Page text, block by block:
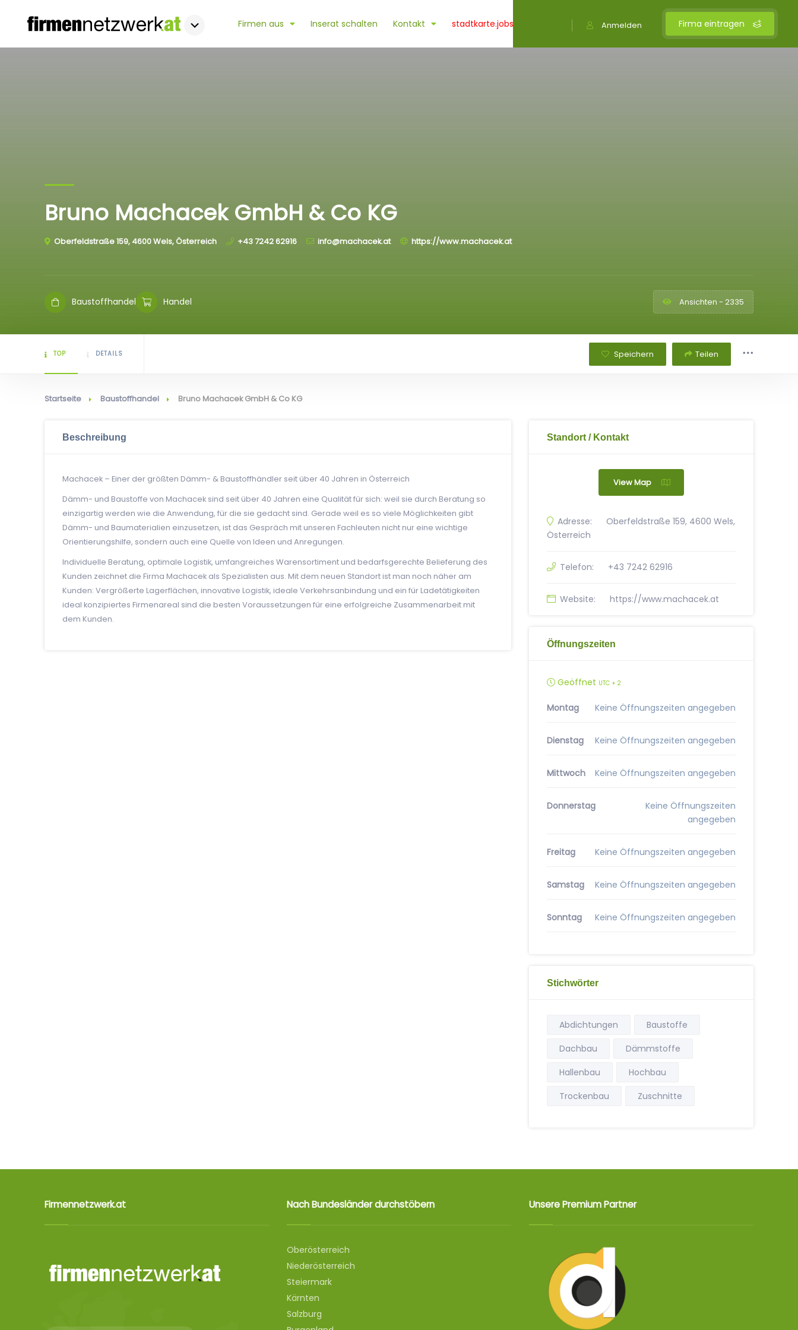
Firma eintragen
Anmelden
Firmen aus Inserat schalten Kontakt stadtkarte.jobs
Bruno Machacek GmbH & Co KG
Oberfeldstraße 159, 4600 Wels, Österreich +43 7242 62916 info@machacek.at https://www.machacek.at
Baustoffhandel Handel Ansichten - 2335
TOP DETAILS Speichern Teilen
Startseite Baustoffhandel Bruno Machacek GmbH & Co KG
Beschreibung
Machacek – Einer der größten Dämm- & Baustoffhändler seit über 40 Jahren in Österreich
Dämm- und Baustoffe von Machacek sind seit über 40 Jahren eine Qualität für sich: weil sie durch Beratung so
einzigartig werden wie die Anwendung, für die sie gedacht sind. Gerade weil es so viele Möglichkeiten gibt
Dämm- und Baumaterialien einzusetzen, ist das Gespräch mit unseren Fachleuten nicht nur eine wichtige
Orientierungshilfe, sondern auch eine Quelle von Ideen und Anregungen.
Individuelle Beratung, optimale Logistik, umfangreiches Warensortiment und bedarfsgerechte Belieferung des
Kunden zeichnet die Firma Machacek als Spezialisten aus. Mit dem neuen Standort ist man noch näher am
Kunden: Vergrößerte Lagerflächen, innovative Logistik, ideale Verkehrsanbindung und ein für Ladetätigkeiten
ideal konzipiertes Firmenareal sind die besten Voraussetzungen für eine erfolgreiche Zusammenarbeit mit
dem Kunden.
Standort / Kontakt
View Map
Adresse:
Oberfeldstraße 159, 4600 Wels,
Österreich
Telefon: +43 7242 62916
Website: https://www.machacek.at
Öffnungszeiten
Geöffnet UTC + 2
Montag Keine Öffnungszeiten angegeben
Dienstag Keine Öffnungszeiten angegeben
Mittwoch Keine Öffnungszeiten angegeben
Donnerstag
Keine Öffnungszeiten
angegeben
Freitag Keine Öffnungszeiten angegeben
Samstag Keine Öffnungszeiten angegeben
Sonntag Keine Öffnungszeiten angegeben
Stichwörter
Abdichtungen
Baustoffe
Dachbau
Dämmstoffe
Hallenbau
Hochbau
Trockenbau
Zuschnitte
Firmennetzwerk.at Nach Bundesländer durchstöbern
Oberösterreich
Niederösterreich
Steiermark
Kärnten
Salzburg
Unsere Premium Partner